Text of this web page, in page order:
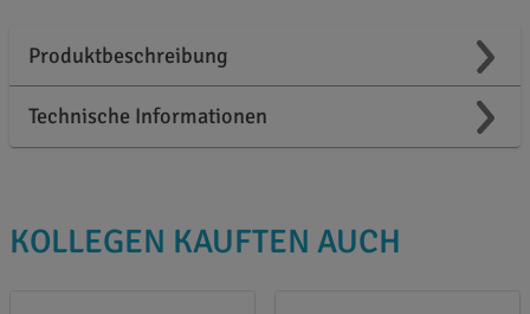
Produktbeschreibung
Technische Informationen
KOLLEGEN KAUFTEN AUCH